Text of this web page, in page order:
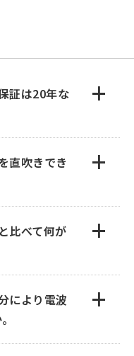
+
証は20年な
+
直吹きでき
す。
、施工マニュ
いします。
です。）
+
比べて何が
+
により電波
、電波は減衰